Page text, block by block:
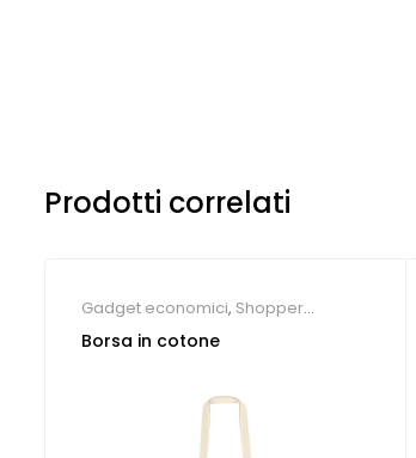
Prodotti correlati
Gadget economici, Shopper
personalizzate
Borsa in cotone